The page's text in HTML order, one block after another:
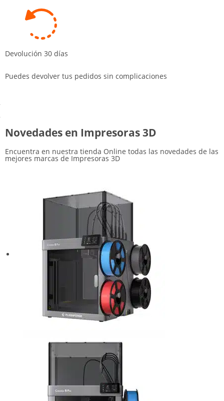
Devolución 30 días
Puedes devolver tus pedidos sin complicaciones
Novedades en Impresoras 3D
Encuentra en nuestra tienda Online todas las novedades de las
mejores marcas de Impresoras 3D